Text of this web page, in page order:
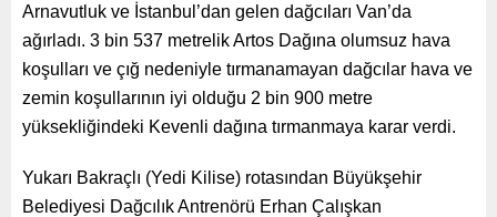
Arnavutluk ve İstanbul’dan gelen dağcıları Van’da
ağırladı. 3 bin 537 metrelik Artos Dağına olumsuz hava
koşulları ve çığ nedeniyle tırmanamayan dağcılar hava ve
zemin koşullarının iyi olduğu 2 bin 900 metre
yüksekliğindeki Kevenli dağına tırmanmaya karar verdi.
Yukarı Bakraçlı (Yedi Kilise) rotasından Büyükşehir
Belediyesi Dağcılık Antrenörü Erhan Çalışkan